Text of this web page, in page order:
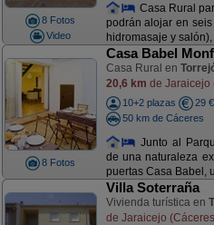
8 Fotos
Video
Casa Rural
podrán alojar en
hidromasaje y
8 Fotos
Casa Babel
Casa Rural en
20,6 km de Jaraicejo
10+2 plazas
29 €
50 km de Cáceres
Junto al
de una naturaleza
puertas Casa Babel,
Villa Soterraña
Vivienda turística en
de Jaraicejo